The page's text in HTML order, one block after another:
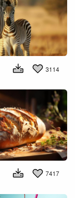
3114
7417